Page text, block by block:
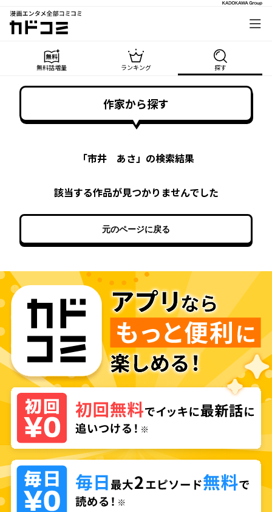
漫画エンタメ全部コミコミ
カドコミ
無料話増量 ランキング 探す
作家から探す
「市井 あさ」の検索結果
該当する作品が見つかりませんでした
元のページに戻る